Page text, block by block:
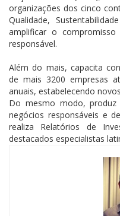
organizações dos cinco
Qualidade,
amplificar o
responsável.
Além do mais, capacita
de mais 3200 empresas
anuais, estabelecendo
Do mesmo modo, produz
negócios responsáveis e
realiza Relatórios de
destacados especialistas